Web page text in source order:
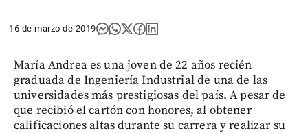
16 de marzo de 2019
María Andrea es una joven de 22 años recién
graduada de Ingeniería Industrial de una de las
universidades más prestigiosas del país. A pesar de
que recibió el cartón con honores, al obtener
calificaciones altas durante su carrera y realizar su